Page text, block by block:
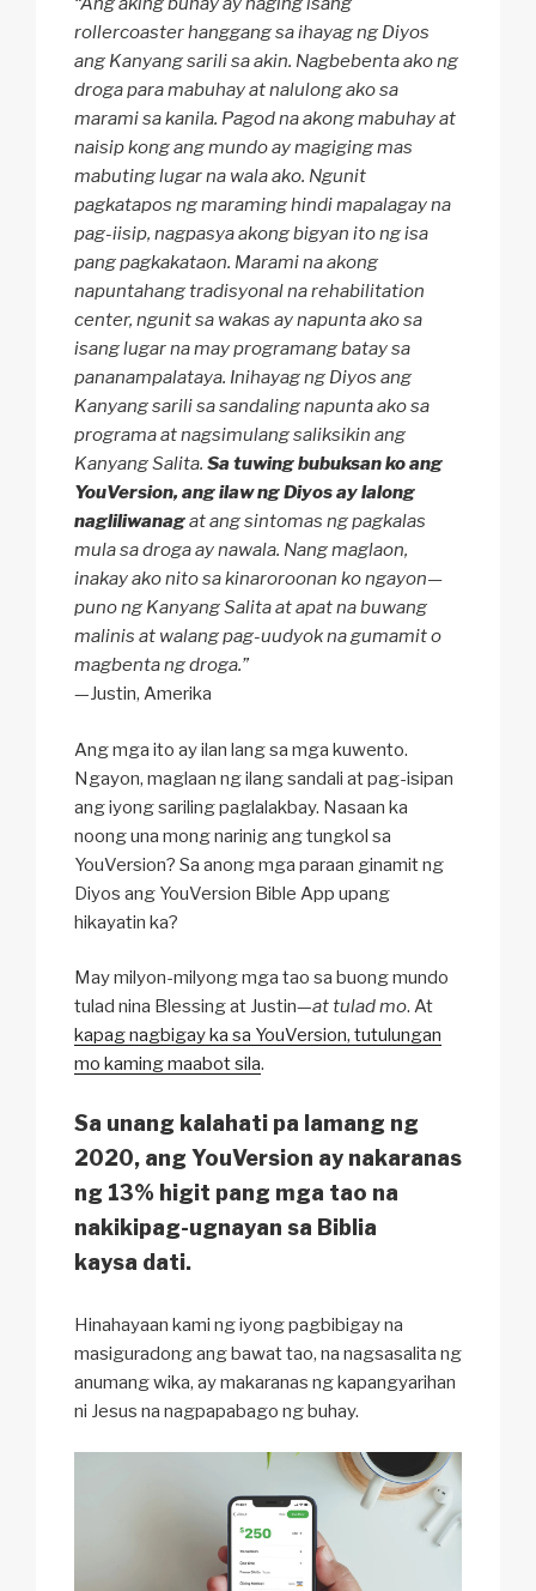
rollercoaster hanggang sa ihayag ng Diyos
ang Kanyang sarili sa akin. Nagbebenta ako ng
droga para mabuhay at nalulong ako sa
marami sa kanila. Pagod na akong mabuhay at
naisip kong ang mundo ay magiging mas
mabuting lugar na wala ako. Ngunit
pagkatapos ng maraming hindi mapalagay na
pag-iisip, nagpasya akong bigyan ito ng isa
pang pagkakataon. Marami na akong
napuntahang tradisyonal na rehabilitation
center, ngunit sa wakas ay napunta ako sa
isang lugar na may programang batay sa
pananampalataya. Inihayag ng Diyos ang
Kanyang sarili sa sandaling napunta ako sa
programa at nagsimulang saliksikin ang
Kanyang Salita. Sa tuwing bubuksan ko ang
YouVersion, ang ilaw ng Diyos ay lalong
nagliliwanagat ang sintomas ng pagkalas
mula sa droga ay nawala. Nang maglaon,
inakay ako nito sa kinaroroonan ko ngayon—
puno ng Kanyang Salita at apat na buwang
malinis at walang pag-uudyok na gumamit o
magbenta ng droga.”
—Justin, Amerika
Ang mga ito ay ilan lang sa mga kuwento.
Ngayon, maglaan ng ilang sandali at pag-isipan
ang iyong sariling paglalakbay. Nasaan ka
noong una mong narinig ang tungkol sa
YouVersion? Sa anong mga paraan ginamit ng
Diyos ang YouVersion Bible App upang
hikayatin ka?
May milyon-milyong mga tao sa buong mundo
tulad nina Blessing at Justin—at tulad mo. At
kapag nagbigay ka sa YouVersion, tutulungan
mo kaming maabot sila.
Sa unang kalahati pa lamang ng
2020, ang YouVersion ay nakaranas
ng 13% higit pang mga tao na
nakikipag-ugnayan sa Biblia
kaysa dati.
Hinahayaan kami ng iyong pagbibigay na
masiguradong ang bawat tao, na nagsasalita ng
anumang wika, ay makaranas ng kapangyarihan
ni Jesus na nagpapabago ng buhay.